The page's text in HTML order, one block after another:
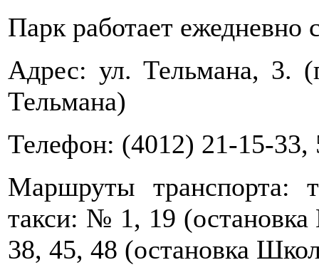
Парк работает ежедневно
Адрес: ул. Тельмана, 3.
Тельмана)
Телефон: (4012) 21-15-33,
Маршруты
такси: № 1, 19
38, 45, 48 (остановка